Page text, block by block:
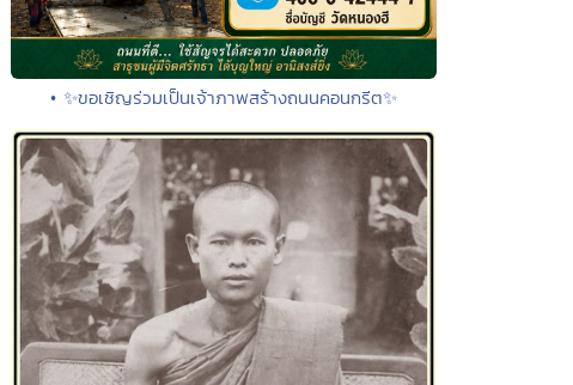
• ✨ขอเชิญร่วมเป็นเจ้าภาพสร้างถนนคอนกรีต✨